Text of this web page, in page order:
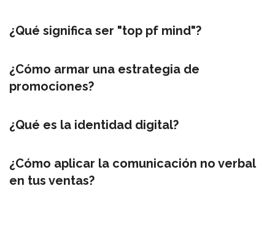
¿Qué significa ser "top pf mind"?
¿Cómo armar una estrategia de
promociones?
¿Qué es la identidad digital?
¿Cómo aplicar la comunicación no verbal
en tus ventas?